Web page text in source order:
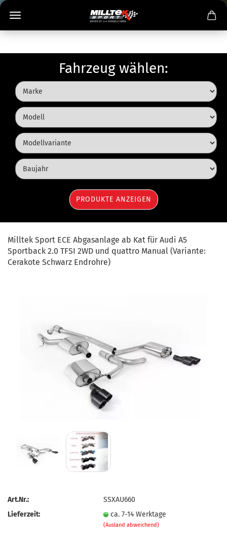
Fahrzeug wählen:
Milltek Sport ECE Abgasanlage ab Kat für Audi A5
Sportback 2.0 TFSI 2WD und quattro Manual (Variante:
Cerakote Schwarz Endrohre)
Art.Nr.:
SSXAU660
Lieferzeit:
ca. 7-14 Werktage
(Ausland abweichend)